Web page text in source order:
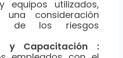
equipos utilizados,
consideración
de los riesgos
y Capacitación :